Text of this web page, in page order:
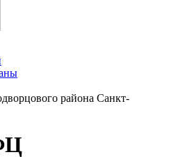
района Санкт-